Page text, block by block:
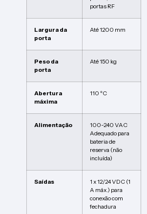
portas RF
Largura da
porta
Até 1200 mm
Peso da
porta
Até 150 kg
Abertura
máxima
110 ºC
Alimentação
100-240 VAC
Adequado para
bateria de
reserva (não
incluída)
Saídas
1 x 12/24 VDC (1
A máx.) para
conexão com
fechadura